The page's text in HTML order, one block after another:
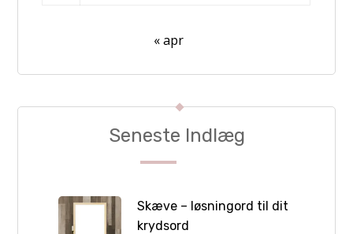
« apr
Seneste Indlæg
Skæve – løsningord til dit
krydsord